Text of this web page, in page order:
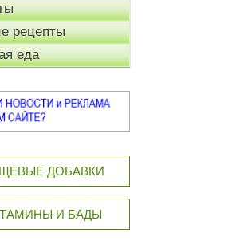
рецепты
еда
ДОБАВКИ
И БАДЫ